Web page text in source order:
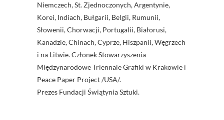
Niemczech, St. Zjednoczonych, Argentynie,
Korei, Indiach, Bułgarii, Belgii, Rumunii,
Słowenii, Chorwacji, Portugalii, Białorusi,
Kanadzie, Chinach, Cyprze, Hiszpanii, Węgrzech
i na Litwie. Członek Stowarzyszenia
Międzynarodowe Triennale Grafiki w Krakowie i
Peace Paper Project /USA/.
Prezes Fundacji Świątynia Sztuki.